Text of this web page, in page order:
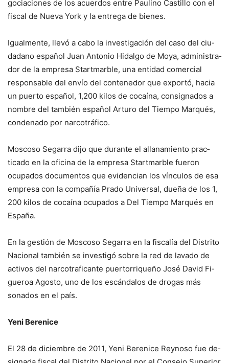
gociaciones de los acuerdos entre Paulino Castillo con el
fiscal de Nueva York y la entre­ga de bienes.
Igualmente, llevó a cabo la investigación del caso del ciu­
dadano español Juan Antonio Hidalgo de Moya, administra­
dor de la empresa Startmar­ble, una entidad comercial
responsable del envío del con­tenedor que exportó, hacia
un puerto español, 1,200 kilos de cocaína, consignados a
nom­bre del también español Artu­ro del Tiempo Marqués,
con­denado por narcotráfico.
Moscoso Segarra dijo que durante el allanamiento prac­
ticado en la oficina de la em­presa Startmarble fueron
ocupados documentos que evidencian los vínculos de esa
empresa con la compañía Pra­do Universal, dueña de los 1,
200 kilos de cocaína ocupados a Del Tiempo Marqués en
Es­paña.
En la gestión de Moscoso Segarra en la fiscalía del Dis­trito
Nacional también se in­vestigó sobre la red de lavado de
activos del narcotraficante puertorriqueño José David Fi­
gueroa Agosto, uno de los es­cándalos de drogas más
sona­dos en el país.
Yeni Berenice
El 28 de diciembre de 2011, Yeni Berenice Reynoso fue de­